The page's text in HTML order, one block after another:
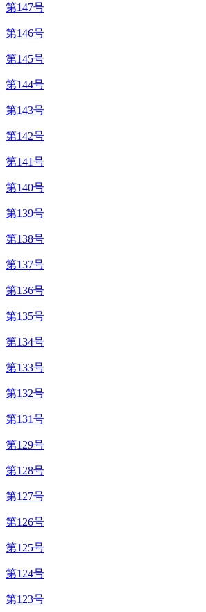
第147号
第146号
第145号
第144号
第143号
第142号
第141号
第140号
第139号
第138号
第137号
第136号
第135号
第134号
第133号
第132号
第131号
第129号
第128号
第127号
第126号
第125号
第124号
第123号